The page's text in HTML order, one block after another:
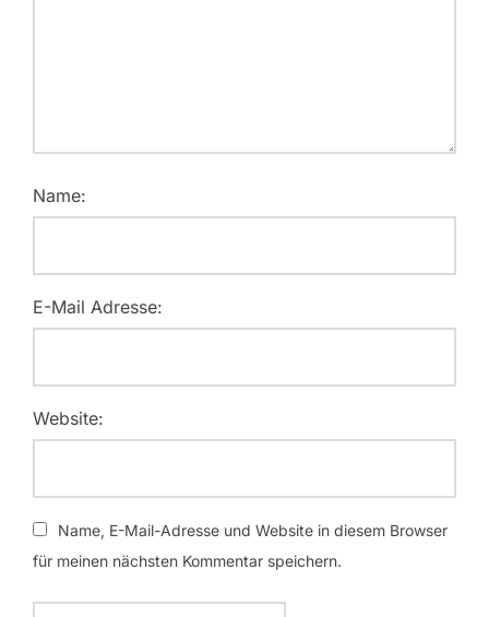
Name:
E-Mail Adresse:
Website:
Name, E-Mail-Adresse und Website in diesem Browser
für meinen nächsten Kommentar speichern.